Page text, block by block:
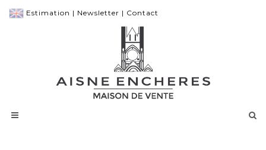
Estimation | Newsletter | Contact